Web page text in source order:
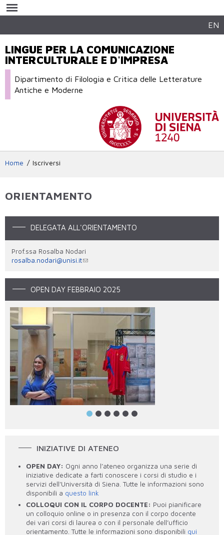
contenuto
EN
LINGUE PER LA COMUNICAZIONE
INTERCULTURALE E D'IMPRESA
Dipartimento di Filologia e Critica delle Letterature
Antiche e Moderne
Home Iscriversi
ORIENTAMENTO
DELEGATA ALL'ORIENTAMENTO
Prof.ssa Rosalba Nodari
rosalba.nodari@unisi.it
OPEN DAY FEBBRAIO 2025
img-20250225-wa0007.jpg
INIZIATIVE DI ATENEO
OPEN DAY: Ogni anno l’ateneo organizza una serie di
iniziative dedicate a farti conoscere i corsi di studio e i
servizi dell'Università di Siena. Tutte le informazioni sono
disponibili a questo link
COLLOQUI CON IL CORPO DOCENTE: Puoi pianificare
un colloquio online o in presenza con il corpo docente
dei vari corsi di laurea o con il personale dell’ufficio
orientamento. Tutte le informazioni sono disponibili qui